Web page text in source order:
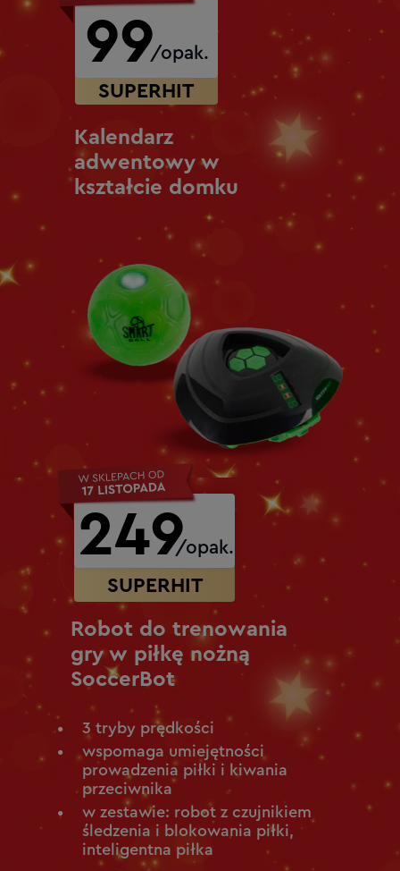
99
Kalendarz
adwentowy w
kształcie domku
/opak.
SUPERHIT
Robot do trenowania
gry w piłkę nożną
SoccerBot
249
SUPERHIT
/opak.
3 tryby prędkości
wspomaga umiejętności
prowadzenia piłki i kiwania
przeciwnika
w zestawie: robot z czujnikiem
śledzenia i blokowania piłki,
inteligentna piłka